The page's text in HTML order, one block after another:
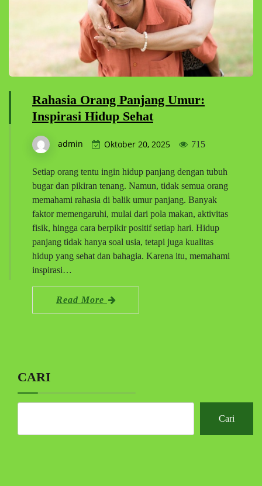
Rahasia Orang Panjang Umur:
Inspirasi Hidup Sehat
admin Oktober 20, 2025 715
Setiap orang tentu ingin hidup panjang dengan tubuh
bugar dan pikiran tenang. Namun, tidak semua orang
memahami rahasia di balik umur panjang. Banyak
faktor memengaruhi, mulai dari pola makan, aktivitas
fisik, hingga cara berpikir positif setiap hari. Hidup
panjang tidak hanya soal usia, tetapi juga kualitas
hidup yang sehat dan bahagia. Karena itu, memahami
inspirasi…
Read More
CARI
Cari